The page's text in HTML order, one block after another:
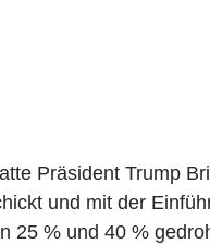
Präsident Trump
und mit der
25 % und 40 %